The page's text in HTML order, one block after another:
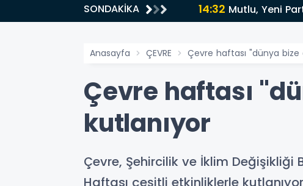
SONDAKİKA 14:32 Mutlu, Yeni
Anasayfa ÇEVRE Çevre haftası "dünya
Çevre haftası
kutlanıyor
Çevre, Şehircilik ve İklim Değişikliği
Haftası çeşitli etkinliklerle